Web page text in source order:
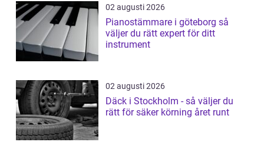
02 augusti 2026
Pianostämmare i göteborg så
väljer du rätt expert för ditt
instrument
02 augusti 2026
Däck i Stockholm - så väljer du
rätt för säker körning året runt